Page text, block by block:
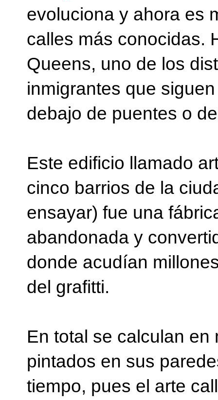
evoluciona y ahora es
calles más conocidas.
Queens, uno de los
inmigrantes que
debajo de puentes o
Este edificio llamado
cinco barrios de la
ensayar) fue una
abandonada y
donde acudían
del grafitti.
En total se calculan
pintados en sus
tiempo, pues el arte